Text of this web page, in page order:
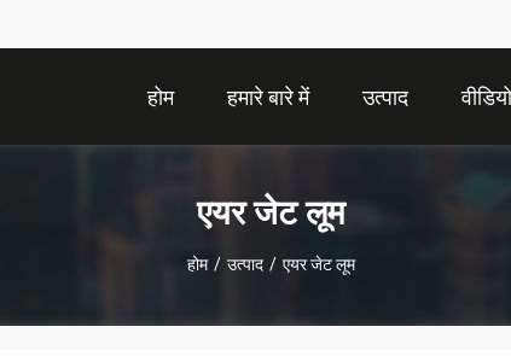
होम हमारे बारे में उत्पाद वीडियो
एयर जेट लूम
होम / उत्पाद / एयर जेट लूम